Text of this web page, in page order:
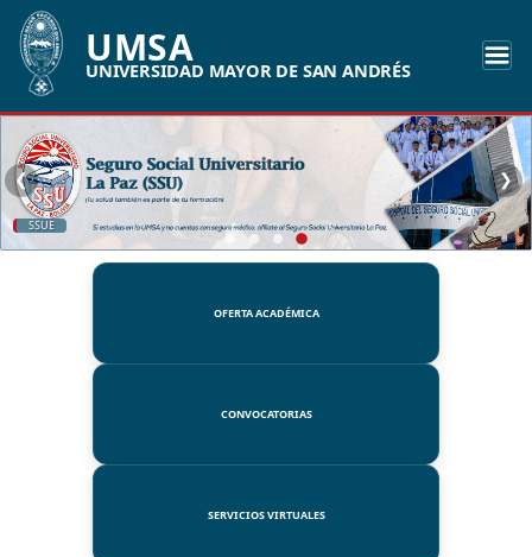
UMSA
UNIVERSIDAD MAYOR DE SAN ANDRÉS
UMSA
❮ ❯
OFERTA ACADÉMICA
CONVOCATORIAS
SERVICIOS VIRTUALES